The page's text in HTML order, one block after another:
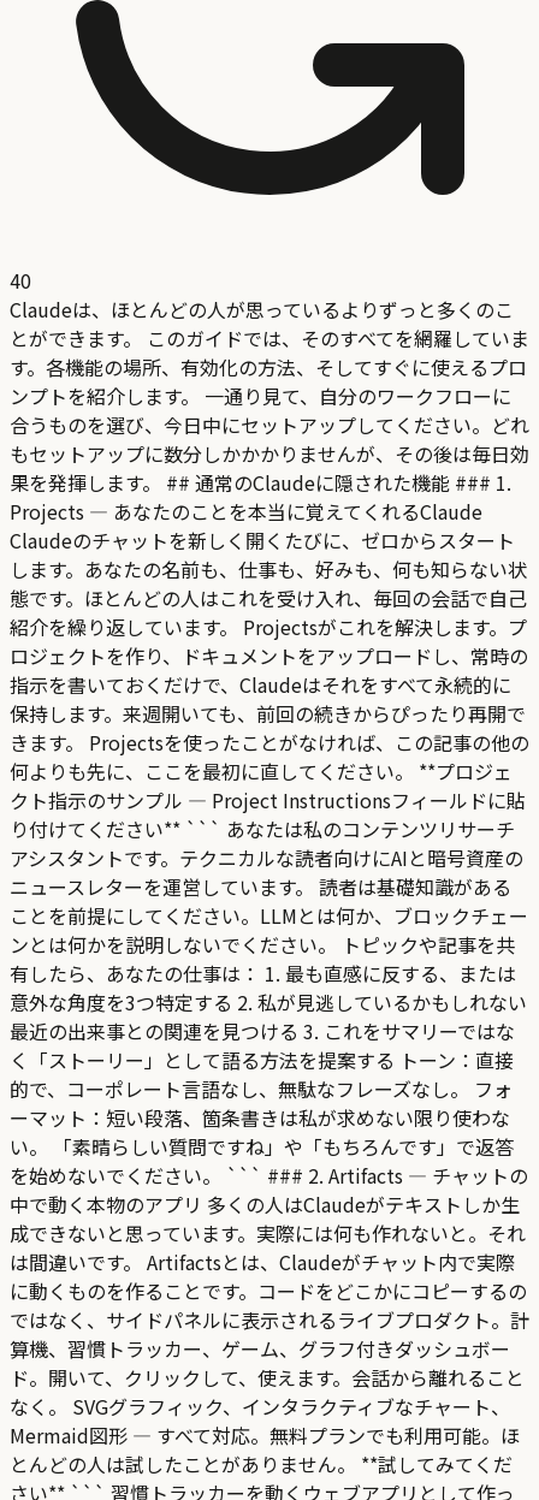
40
Claudeは、ほとんどの人が思っているよりずっと多くのこ
とができます。 このガイドでは、そのすべてを網羅していま
す。各機能の場所、有効化の方法、そしてすぐに使えるプロ
ンプトを紹介します。 一通り見て、自分のワークフローに
合うものを選び、今日中にセットアップしてください。どれ
もセットアップに数分しかかかりませんが、その後は毎日効
果を発揮します。 ## 通常のClaudeに隠された機能 ### 1.
Projects — あなたのことを本当に覚えてくれるClaude
Claudeのチャットを新しく開くたびに、ゼロからスタート
します。あなたの名前も、仕事も、好みも、何も知らない状
態です。ほとんどの人はこれを受け入れ、毎回の会話で自己
紹介を繰り返しています。 Projectsがこれを解決します。プ
ロジェクトを作り、ドキュメントをアップロードし、常時の
指示を書いておくだけで、Claudeはそれをすべて永続的に
保持します。来週開いても、前回の続きからぴったり再開で
きます。 Projectsを使ったことがなければ、この記事の他の
何よりも先に、ここを最初に直してください。 **プロジェ
クト指示のサンプル — Project Instructionsフィールドに貼
り付けてください** ``` あなたは私のコンテンツリサーチ
アシスタントです。テクニカルな読者向けにAIと暗号資産の
ニュースレターを運営しています。 読者は基礎知識がある
ことを前提にしてください。LLMとは何か、ブロックチェー
ンとは何かを説明しないでください。 トピックや記事を共
有したら、あなたの仕事は： 1. 最も直感に反する、または
意外な角度を3つ特定する 2. 私が見逃しているかもしれない
最近の出来事との関連を見つける 3. これをサマリーではな
く「ストーリー」として語る方法を提案する トーン：直接
的で、コーポレート言語なし、無駄なフレーズなし。 フォ
ーマット：短い段落、箇条書きは私が求めない限り使わな
い。 「素晴らしい質問ですね」や「もちろんです」で返答
を始めないでください。 ``` ### 2. Artifacts — チャットの
中で動く本物のアプリ 多くの人はClaudeがテキストしか生
成できないと思っています。実際には何も作れないと。それ
は間違いです。 Artifactsとは、Claudeがチャット内で実際
に動くものを作ることです。コードをどこかにコピーするの
ではなく、サイドパネルに表示されるライブプロダクト。計
算機、習慣トラッカー、ゲーム、グラフ付きダッシュボー
ド。開いて、クリックして、使えます。会話から離れること
なく。 SVGグラフィック、インタラクティブなチャート、
Mermaid図形 — すべて対応。無料プランでも利用可能。ほ
とんどの人は試したことがありません。 **試してみてくだ
さい** ``` 習慣トラッカーを動くウェブアプリとして作っ